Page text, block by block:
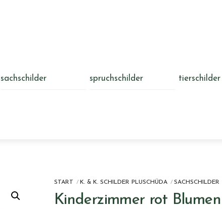
sachschilder spruchschilder tierschilder
START K. & K. SCHILDER PLUSCHÜDA SACHSCHILDER
Kinderzimmer rot Blumen